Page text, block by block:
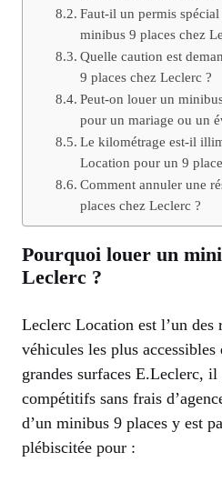
Faut-il un permis
minibus 9 places chez
Quelle caution est
9 places chez Leclerc ?
Peut-on louer un
pour un mariage ou un
Le kilométrage est-il
Location pour un 9
Comment annuler une
places chez Leclerc ?
Pourquoi louer un
Leclerc ?
Leclerc Location est l’un des
véhicules les plus
grandes surfaces E.Leclerc,
compétitifs sans frais
d’un minibus 9 places y est
plébiscitée pour :